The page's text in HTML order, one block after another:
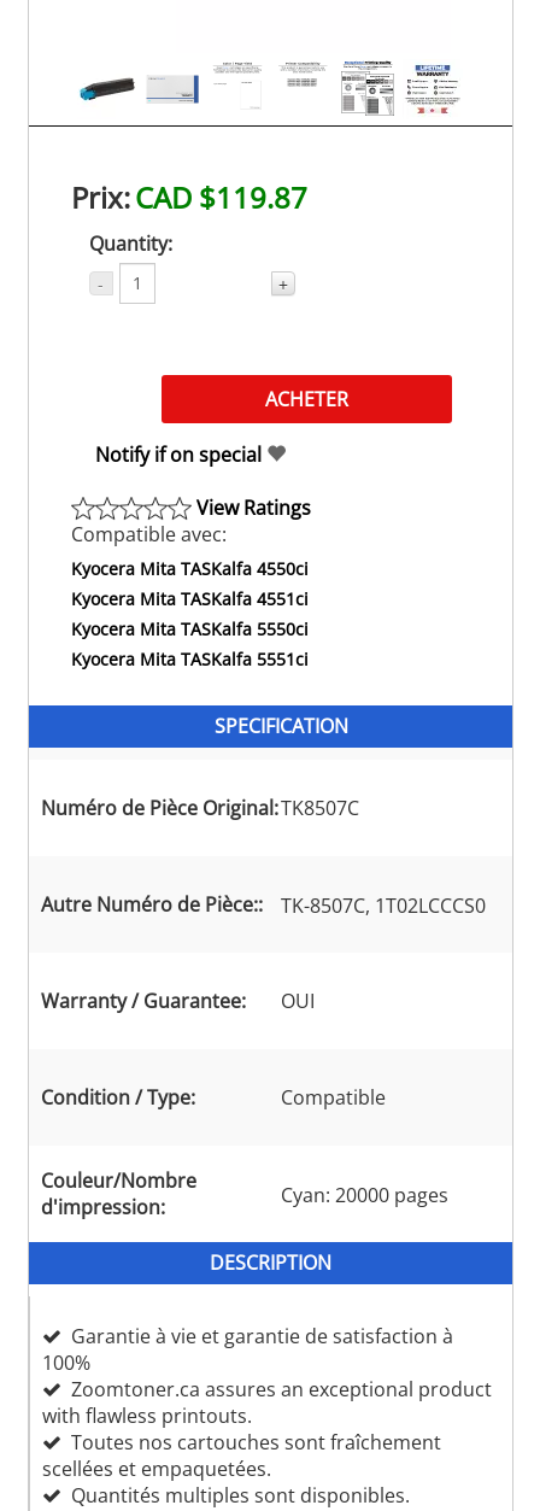
Prix:CAD $119.87
Quantity:
- +
Notify if on special
View Ratings
Compatible avec:
Kyocera Mita TASKalfa 4550ci
Kyocera Mita TASKalfa 4551ci
Kyocera Mita TASKalfa 5550ci
Kyocera Mita TASKalfa 5551ci
SPECIFICATION
Numéro de Pièce Original:TK8507C
Autre Numéro de Pièce:: TK-8507C, 1T02LCCCS0
Warranty / Guarantee: OUI
Condition / Type: Compatible
Couleur/Nombre
d'impression:
Cyan: 20000 pages
DESCRIPTION
Garantie à vie et garantie de satisfaction à
100%
Zoomtoner.ca assures an exceptional product
with flawless printouts.
Toutes nos cartouches sont fraîchement
scellées et empaquetées.
Quantités multiples sont disponibles.